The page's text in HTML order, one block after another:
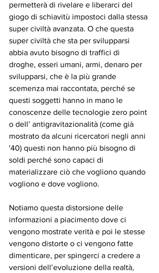
permetterà di rivelare e liberarci del
giogo di schiavitù impostoci dalla stessa
super civiltà avanzata. O che questa
super civiltà che sta per svilupparsi
abbia avuto bisogno di traffici di
droghe, esseri umani, armi, denaro per
svilupparsi, che è la più grande
scemenza mai raccontata, perché se
questi soggetti hanno in mano le
conoscenze delle tecnologie zero point
o dell’ antigravitazionalità (come già
mostrato da alcuni ricercatori negli anni
'40) questi non hanno più bisogno di
soldi perché sono capaci di
materializzare ciò che vogliono quando
vogliono e dove vogliono.
Notiamo questa distorsione delle
informazioni a piacimento dove ci
vengono mostrate verità e poi le stesse
vengono distorte o ci vengono fatte
dimenticare, per spingerci a credere a
versioni dell’evoluzione della realtà,